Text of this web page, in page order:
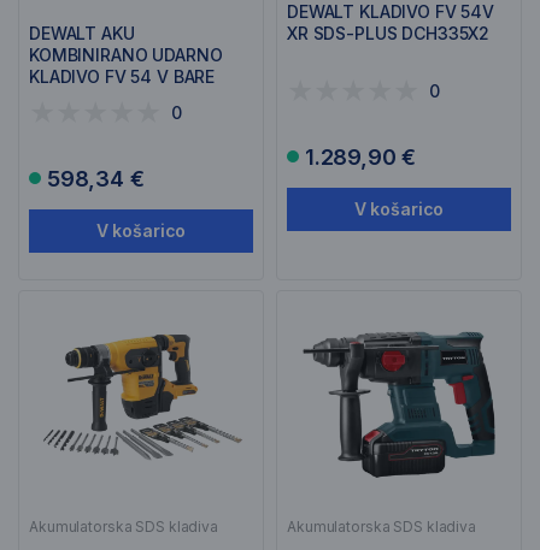
DEWALT AKU
KOMBINIRANO UDARNO
KLADIVO FV 54 V BARE
0
598,34 €
V košarico
DEWALT KLADIVO FV 54V
XR SDS-PLUS DCH335X2
0
1.289,90 €
V košarico
Akumulatorska SDS kladiva Akumulatorska SDS kladiva